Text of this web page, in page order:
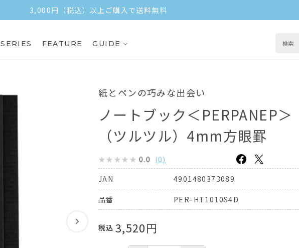
3,000円（税込）以上ご購入で送料無料
SERIES FEATURE GUIDE
紙とペンの巧みな出会い
ノートブック＜PERPANEP＞
（ツルツル）4mm方眼罫
0.0 (0)
JAN
4901480373089
品番 PER-HT1010S4D
税込 3,520円